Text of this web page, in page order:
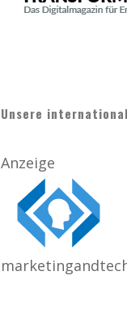
Unsere
Anzeige